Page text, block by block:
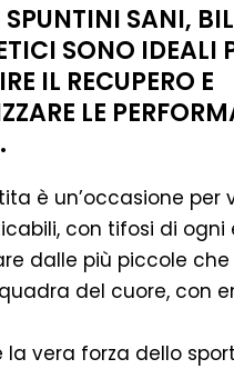
SPUNTINI SANI,
SONO IDEALI
IL RECUPERO E
LE
è un’occasione per
con tifosi di ogni
dalle più piccole
del cuore, con
la vera forza dello